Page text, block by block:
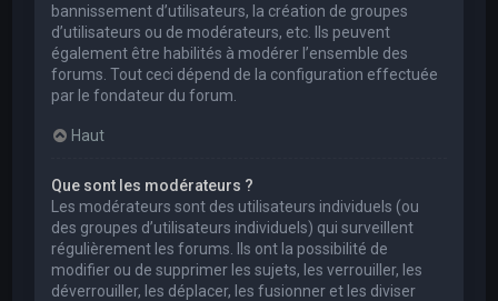
bannissement d’utilisateurs, la création de groupes
d’utilisateurs ou de modérateurs, etc. Ils peuvent
également être habilités à modérer l’ensemble des
forums. Tout ceci dépend de la configuration effectuée
par le fondateur du forum.
Haut
Que sont les modérateurs ?
Les modérateurs sont des utilisateurs individuels (ou
des groupes d’utilisateurs individuels) qui surveillent
régulièrement les forums. Ils ont la possibilité de
modifier ou de supprimer les sujets, les verrouiller, les
déverrouiller, les déplacer, les fusionner et les diviser